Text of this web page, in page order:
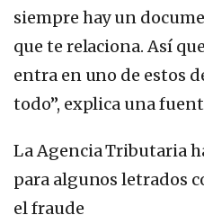
siempre hay un
que te relaciona. Así
entra en uno de estos
todo”, explica una
La Agencia Tributaria
para algunos letrados
el fraude